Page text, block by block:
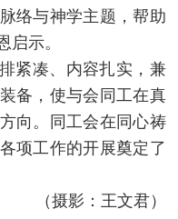
络与神学主题，帮助
启示。
紧凑、内容扎实，兼
备，使与会同工在真
向。同工会在同心祷
项工作的开展奠定了
（摄影：王文君）